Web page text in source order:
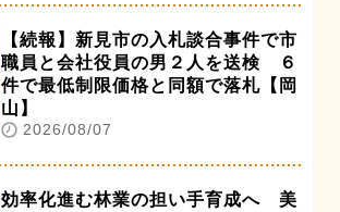
【続報】新見市の入札談合事件で市
職員と会社役員の男２人を送検 ６
件で最低制限価格と同額で落札【岡
山】
2026/08/07
効率化進む林業の担い手育成へ 美